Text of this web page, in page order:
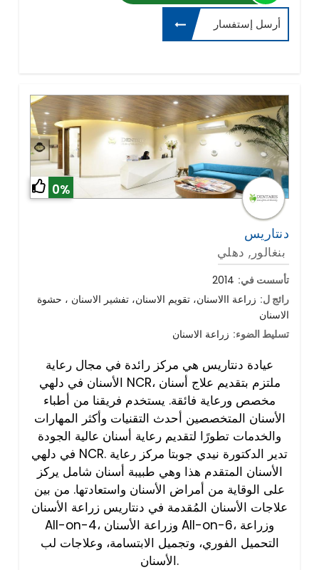
أرسل إستفسار
0%
دنتاريس
بنغالور, دهلي
تأسست في: 2014
رائج ل: زراعة االاسنان، تقويم الاسنان، تفشير الاسنان ، حشوة
الاسنان
تسليط الضوء: زراعة الاسنان
عيادة دنتاريس هي مركز رائدة في مجال رعاية
الأسنان في دلهي NCR، ملتزم بتقديم علاج أسنان
مخصص ورعاية فائقة. يستخدم فريقنا من أطباء
الأسنان المتخصصين أحدث التقنيات وأكثر المهارات
والخدمات تطورًا لتقديم رعاية أسنان عالية الجودة
في دلهي NCR. تدير الدكتورة نيدي جوبتا مركز رعاية
الأسنان المتقدم هذا وهي طبيبة أسنان شامل يركز
على الوقاية من أمراض الأسنان واستعادتها. من بين
علاجات الأسنان المُقدمة في دنتاريس زراعة الأسنان
All-on-4، وزراعة الأسنان All-on-6، وزراعة
التحميل الفوري، وتجميل الابتسامة، وعلاجات لب
الأسنان.